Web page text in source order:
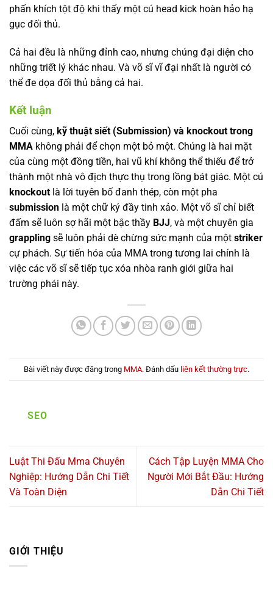
phấn khích tột độ khi thấy một cú head kick hoàn hảo hạ
gục đối thủ.
Cả hai đều là những đỉnh cao, nhưng chúng đại diện cho
những triết lý khác nhau. Và võ sĩ vĩ đại nhất là người có
thể đe dọa đối thủ bằng cả hai.
Kết luận
Cuối cùng, kỹ thuật siết (Submission) và knockout trong
MMA không phải để chọn một bỏ một. Chúng là hai mặt
của cùng một đồng tiền, hai vũ khí không thể thiếu để trở
thành một nhà vô địch thực thụ trong lồng bát giác. Một cú
knockout là lời tuyên bố đanh thép, còn một pha
submission là một chữ ký đầy tinh xảo. Một võ sĩ chỉ biết
đấm sẽ luôn sợ hãi một bậc thầy BJJ, và một chuyên gia
grappling sẽ luôn phải dè chừng sức mạnh của một striker
cự phách. Sự tiến hóa của MMA trong tương lai chính là
việc các võ sĩ sẽ tiếp tục xóa nhòa ranh giới giữa hai
trường phái này.
Bài viết này được đăng trong MMA. Đánh dấu liên kết thường trực.
SEO
Luật Thi Đấu Mma Chuyên
Nghiệp: Hướng Dẫn Chi Tiết
Và Toàn Diện
Cách Tập Luyện MMA Cho
Người Mới Bắt Đầu: Hướng
Dẫn Chi Tiết
GIỚI THIỆU